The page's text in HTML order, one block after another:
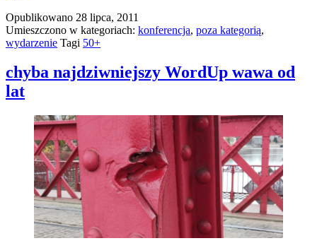
–
seminarium
1/2
Opublikowano 28 lipca, 2011
Umieszczono w kategoriach: konferencja, poza kategorią,
wydarzenie Tagi 50+
chyba najdziwniejszy WordUp wawa od
lat